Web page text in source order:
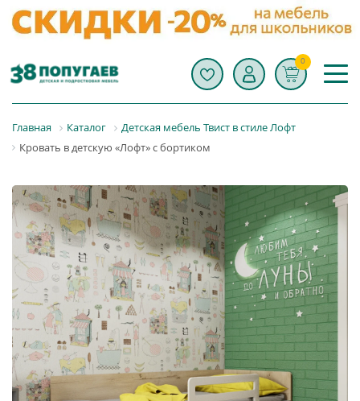
0
Главная Каталог
Детская мебель Твист в стиле Лофт
Кровать в детскую «Лофт» с бортиком